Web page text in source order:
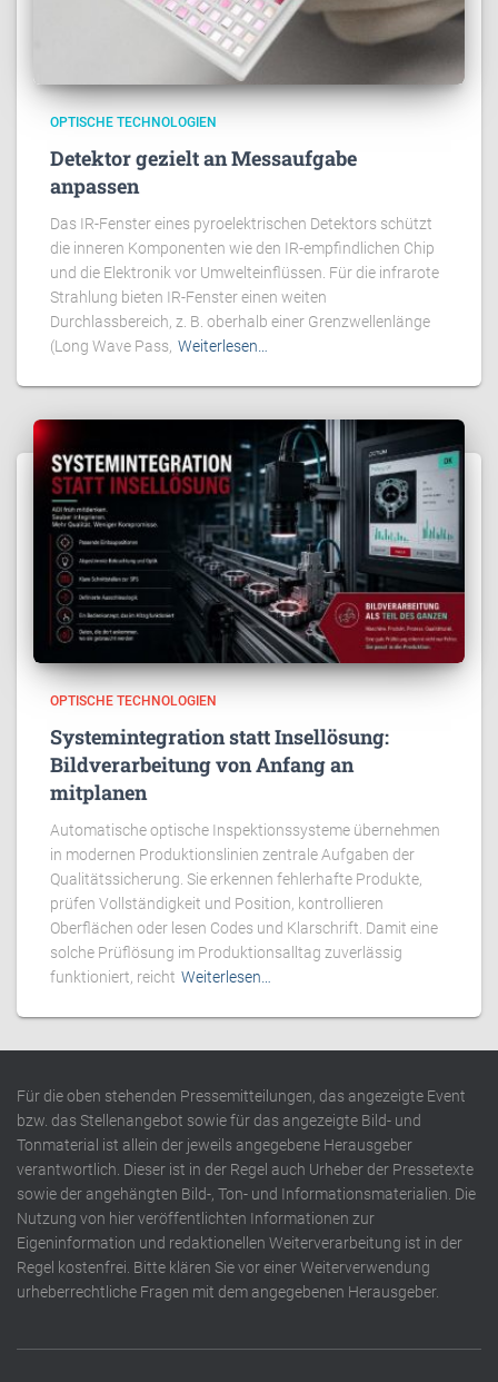
OPTISCHE TECHNOLOGIEN
Detektor gezielt an Messaufgabe
anpassen
Das IR-Fenster eines pyroelektrischen Detektors schützt
die inneren Komponenten wie den IR-empfindlichen Chip
und die Elektronik vor Umwelteinflüssen. Für die infrarote
Strahlung bieten IR-Fenster einen weiten
Durchlassbereich, z. B. oberhalb einer Grenzwellenlänge
(Long Wave Pass, Weiterlesen…
OPTISCHE TECHNOLOGIEN
Systemintegration statt Insellösung:
Bildverarbeitung von Anfang an
mitplanen
Automatische optische Inspektionssysteme übernehmen
in modernen Produktionslinien zentrale Aufgaben der
Qualitätssicherung. Sie erkennen fehlerhafte Produkte,
prüfen Vollständigkeit und Position, kontrollieren
Oberflächen oder lesen Codes und Klarschrift. Damit eine
solche Prüflösung im Produktionsalltag zuverlässig
funktioniert, reicht Weiterlesen…
Für die oben stehenden Pressemitteilungen, das angezeigte Event
bzw. das Stellenangebot sowie für das angezeigte Bild- und
Tonmaterial ist allein der jeweils angegebene Herausgeber
verantwortlich. Dieser ist in der Regel auch Urheber der Pressetexte
sowie der angehängten Bild-, Ton- und Informationsmaterialien. Die
Nutzung von hier veröffentlichten Informationen zur
Eigeninformation und redaktionellen Weiterverarbeitung ist in der
Regel kostenfrei. Bitte klären Sie vor einer Weiterverwendung
urheberrechtliche Fragen mit dem angegebenen Herausgeber.